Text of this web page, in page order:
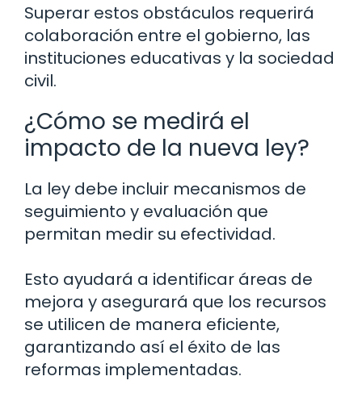
Superar estos obstáculos requerirá
colaboración entre el gobierno, las
instituciones educativas y la sociedad
civil.
¿Cómo se medirá el
impacto de la nueva ley?
La ley debe incluir mecanismos de
seguimiento y evaluación que
permitan medir su efectividad.
Esto ayudará a identificar áreas de
mejora y asegurará que los recursos
se utilicen de manera eficiente,
garantizando así el éxito de las
reformas implementadas.